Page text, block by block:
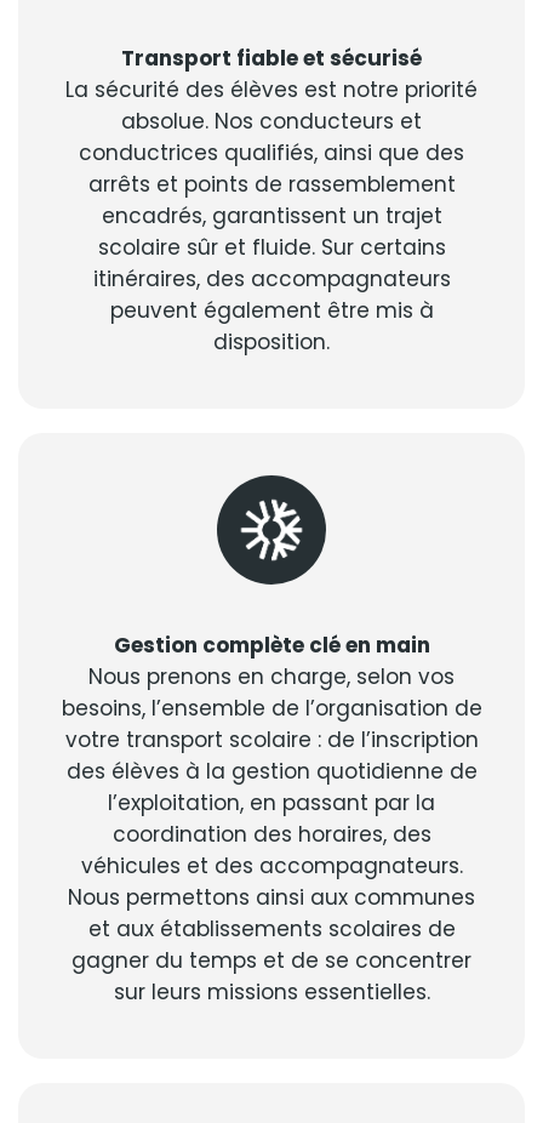
Transport fiable et sécurisé
La sécurité des élèves est notre priorité
absolue. Nos conducteurs et
conductrices qualifiés, ainsi que des
arrêts et points de rassemblement
encadrés, garantissent un trajet
scolaire sûr et fluide. Sur certains
itinéraires, des accompagnateurs
peuvent également être mis à
disposition.
Gestion complète clé en main
Nous prenons en charge, selon vos
besoins, l’ensemble de l’organisation de
votre transport scolaire : de l’inscription
des élèves à la gestion quotidienne de
l’exploitation, en passant par la
coordination des horaires, des
véhicules et des accompagnateurs.
Nous permettons ainsi aux communes
et aux établissements scolaires de
gagner du temps et de se concentrer
sur leurs missions essentielles.